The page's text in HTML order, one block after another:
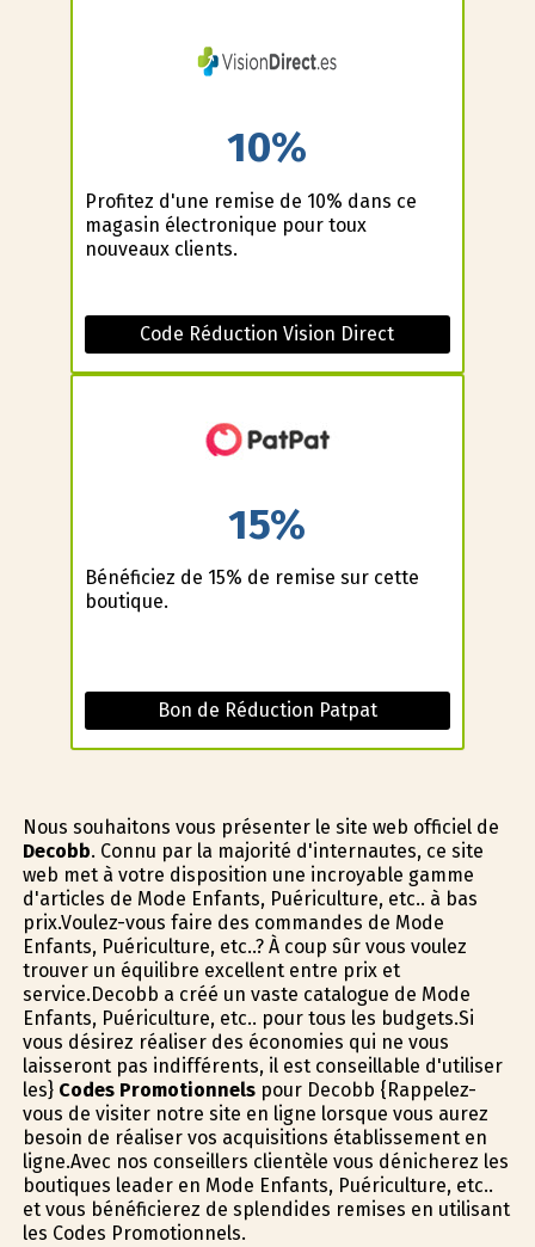
10%
Profitez d'une remise de 10% dans ce
magasin électronique pour toux
nouveaux clients.
Code Réduction Vision Direct
15%
Bénéficiez de 15% de remise sur cette
boutique.
Bon de Réduction Patpat
Nous souhaitons vous présenter le site web officiel de
Decobb. Connu par la majorité d'internautes, ce site
web met à votre disposition une incroyable gamme
d'articles de Mode Enfants, Puériculture, etc.. à bas
prix.Voulez-vous faire des commandes de Mode
Enfants, Puériculture, etc..? À coup sûr vous voulez
trouver un équilibre excellent entre prix et
service.Decobb a créé un vaste catalogue de Mode
Enfants, Puériculture, etc.. pour tous les budgets.Si
vous désirez réaliser des économies qui ne vous
laisseront pas indifférents, il est conseillable d'utiliser
les} Codes Promotionnelspour Decobb {Rappelez-
vous de visiter notre site en ligne lorsque vous aurez
besoin de réaliser vos acquisitions établissement en
ligne.Avec nos conseillers clientèle vous dénicherez les
boutiques leader en Mode Enfants, Puériculture, etc..
et vous bénéficierez de splendides remises en utilisant
les Codes Promotionnels.